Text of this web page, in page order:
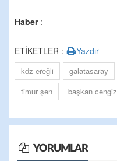
Haber:
ETİKETLER : Yazdır
kdz ereğli galatasaray
timur şen
başkan cengiz
YORUMLAR